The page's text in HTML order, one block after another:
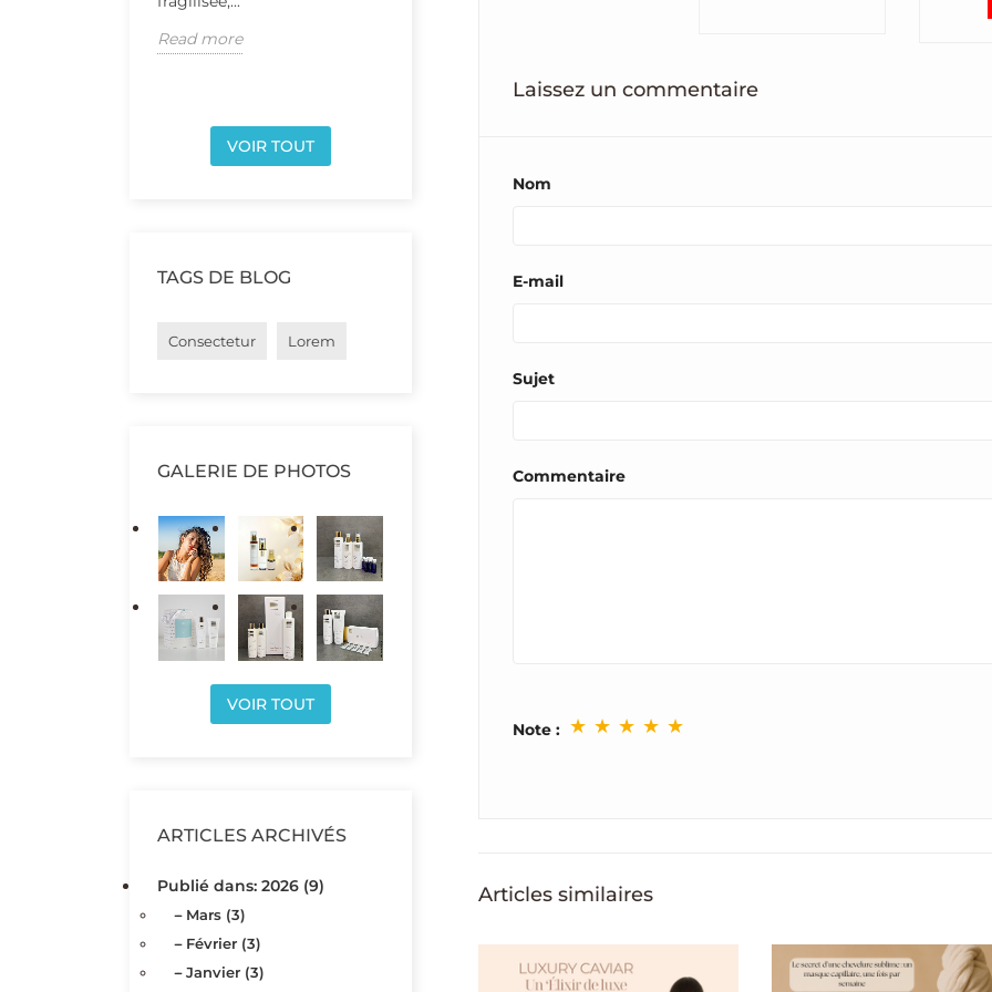
Read more
VOIR TOUT
TAGS DE BLOG
Consectetur Lorem
GALERIE DE PHOTOS
VOIR TOUT
ARTICLES ARCHIVÉS
Publié dans: 2026 (9)
Mars (3)
Février (3)
Janvier (3)
Laissez un commentaire
Nom
E-mail
Sujet
Commentaire
Note : ★ ★ ★ ★ ★
Articles similaires
CHEVEUX FATIGUÉS APRÈS